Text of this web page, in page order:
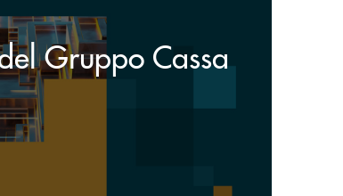
Gruppo Cassa